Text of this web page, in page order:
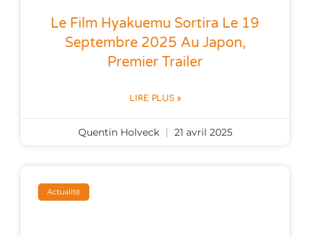
Le Film Hyakuemu Sortira Le 19
Septembre 2025 Au Japon,
Premier Trailer
LIRE PLUS »
Quentin Holveck 21 avril 2025
Actualité